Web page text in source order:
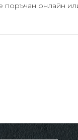
поръчан онлайн